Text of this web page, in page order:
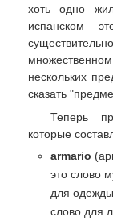
хоть одно
испанском –
нескольких
сказать
Теперь
которые
armario
это слово
для
слово для